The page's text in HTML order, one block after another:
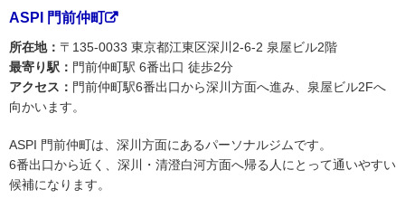
ASPI 門前仲町
所在地： 〒135-0033 東京都江東区深川2-6-2 泉屋ビル2階
最寄り駅： 門前仲町駅 6番出口 徒歩2分
アクセス： 門前仲町駅6番出口から深川方面へ進み、泉屋ビル2Fへ
向かいます。
ASPI 門前仲町は、深川方面にあるパーソナルジムです。
6番出口から近く、深川・清澄白河方面へ帰る人にとって通いやすい
候補になります。